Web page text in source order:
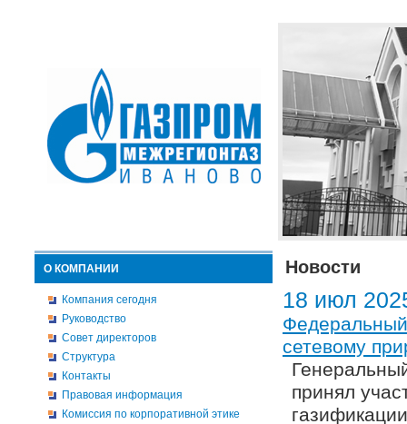
О КОМПАНИИ
Компания сегодня
Руководство
Совет директоров
Структура
Контакты
Правовая информация
Комиссия по корпоративной этике
Новости
18 июл
сетевому
принял